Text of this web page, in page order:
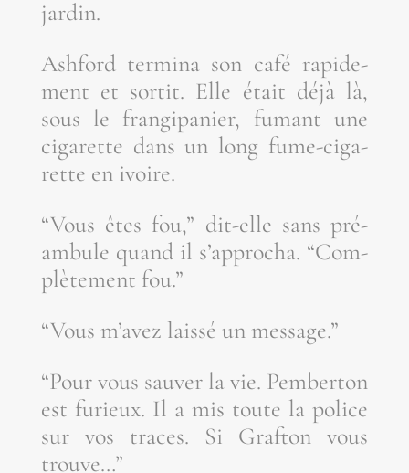
jardin.
Ash­ford ter­mi­na son café rapi­de­
ment et sor­tit. Elle était déjà là,
sous le fran­gi­pa­nier, fumant une
ciga­rette dans un long fume-ciga­
rette en ivoire.
“Vous êtes fou,” dit-elle sans pré­
am­bule quand il s’ap­pro­cha. “Com­
plè­te­ment fou.”
“Vous m’a­vez lais­sé un message.”
“Pour vous sau­ver la vie. Pem­ber­ton
est furieux. Il a mis toute la police
sur vos traces. Si Graf­ton vous
trouve…”